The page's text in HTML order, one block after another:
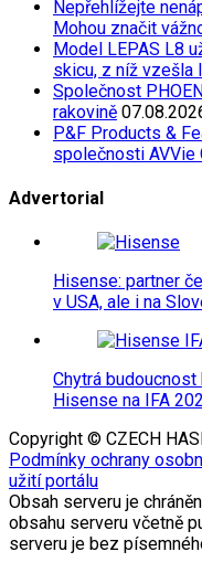
Nepřehlížejte
Mohou značit
Model LEPAS L8
skicu, z níž vzešla
Společnost
rakovině
P&F Products &
společnosti AVVie
Advertorial
Hisense: partner
v USA, ale i na
Chytrá
Hisense na IFA
Copyright © CZECH
Podmínky ochrany
užití portálu
Obsah serveru je
obsahu serveru včetně
serveru je bez